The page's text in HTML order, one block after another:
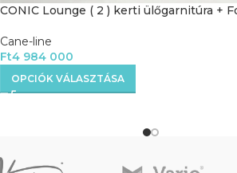
CONIC Lounge ( 2 ) kerti ülőgarnitúra +
Cane-line
Ft4 984 000
OPCIÓK VÁLASZTÁSA